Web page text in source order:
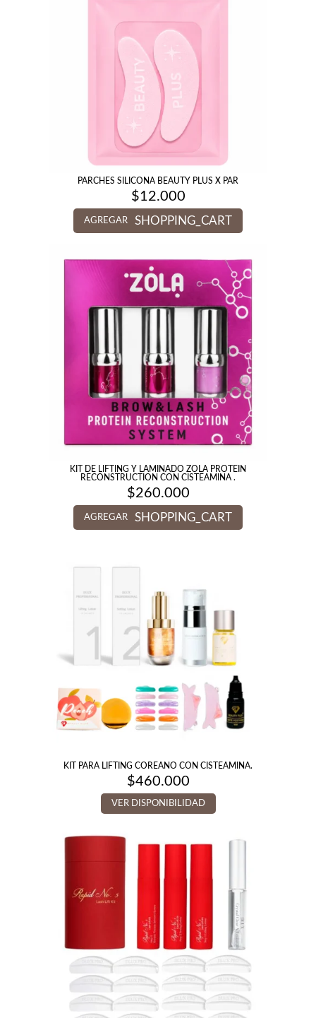
PARCHES SILICONA BEAUTY PLUS X PAR
$12.000
AGREGAR SHOPPING_CART
KIT DE LIFTING Y LAMINADO ZOLA PROTEIN
RECONSTRUCTION CON CISTEAMINA .
$260.000
AGREGAR SHOPPING_CART
KIT PARA LIFTING COREANO CON CISTEAMINA.
$460.000
VER DISPONIBILIDAD